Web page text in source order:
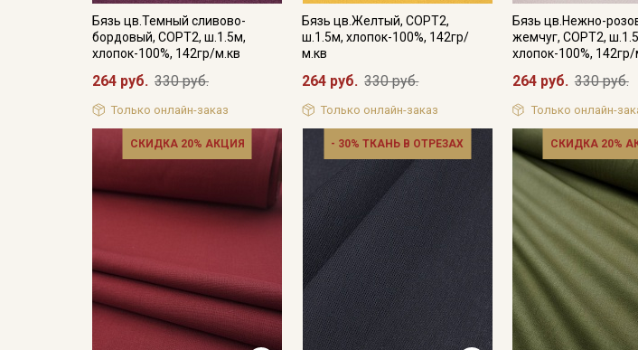
Бязь цв.Темный сливово-
бордовый, СОРТ2, ш.1.5м,
хлопок-100%, 142гр/м.кв
264 руб. 330 руб.
Только онлайн-заказ
Бязь цв.Желтый, СОРТ2,
ш.1.5м, хлопок-100%, 142гр/
м.кв
264 руб. 330 руб.
Только онлайн-заказ
Бязь цв.Нежно-
жемчуг, СОРТ2,
хлопок-100%, 142гр/
264 руб. 330 руб.
Только онлайн-
СКИДКА 20% АКЦИЯ - 30% ТКАНЬ В ОТРЕЗАХ СКИДКА 20%
Мы публикуем здесь
промокоды и скидки
Электронная почта
Ознакомлен(а) сПолитикой
данных
и даюСогласие на
данных
Даю Согласие на получение
информационных рассылок